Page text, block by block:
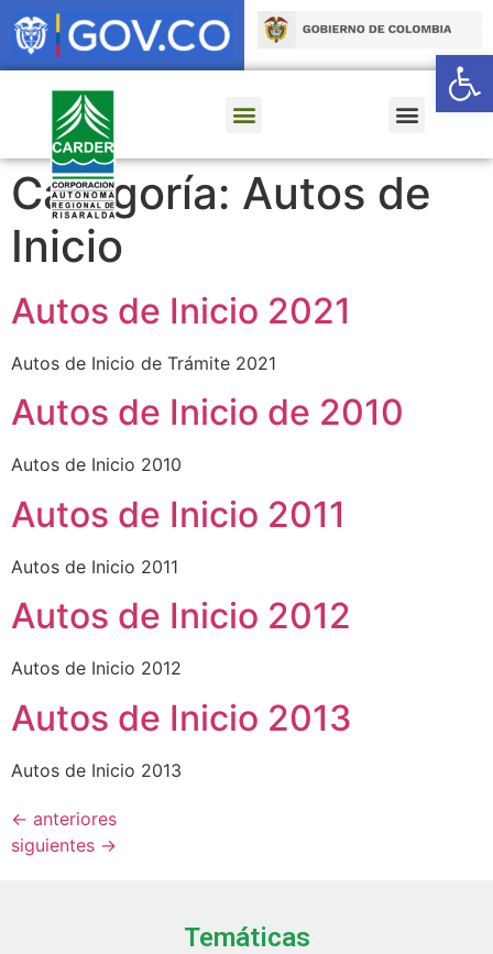
Categoría: Autos de
Inicio
Autos de Inicio 2021
Autos de Inicio de Trámite 2021
Autos de Inicio de 2010
Autos de Inicio 2010
Autos de Inicio 2011
Autos de Inicio 2011
Autos de Inicio 2012
Autos de Inicio 2012
Autos de Inicio 2013
Autos de Inicio 2013
← anteriores
siguientes →
Temáticas